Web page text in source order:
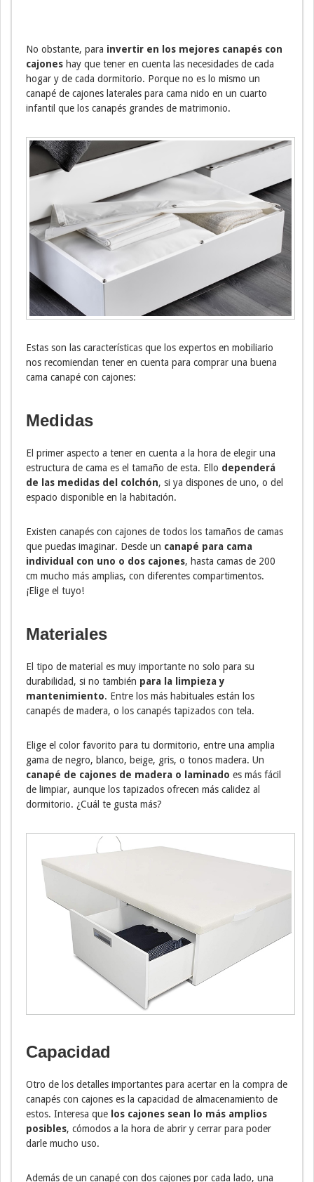
No obstante, para invertir en los mejores canapés con
cajones hay que tener en cuenta las necesidades de cada
hogar y de cada dormitorio. Porque no es lo mismo un
canapé de cajones laterales para cama nido en un cuarto
infantil que los canapés grandes de matrimonio.
Estas son las características que los expertos en mobiliario
nos recomiendan tener en cuenta para comprar una buena
cama canapé con cajones:
Medidas
El primer aspecto a tener en cuenta a la hora de elegir una
estructura de cama es el tamaño de esta. Ello dependerá
de las medidas del colchón, si ya dispones de uno, o del
espacio disponible en la habitación.
Existen canapés con cajones de todos los tamaños de camas
que puedas imaginar. Desde un canapé para cama
individual con uno o dos cajones, hasta camas de 200
cm mucho más amplias, con diferentes compartimentos.
¡Elige el tuyo!
Materiales
El tipo de material es muy importante no solo para su
durabilidad, si no también para la limpieza y
mantenimiento. Entre los más habituales están los
canapés de madera, o los canapés tapizados con tela.
Elige el color favorito para tu dormitorio, entre una amplia
gama de negro, blanco, beige, gris, o tonos madera. Un
canapé de cajones de madera o laminado es más fácil
de limpiar, aunque los tapizados ofrecen más calidez al
dormitorio. ¿Cuál te gusta más?
Capacidad
Otro de los detalles importantes para acertar en la compra de
canapés con cajones es la capacidad de almacenamiento de
estos. Interesa que los cajones sean lo más amplios
posibles, cómodos a la hora de abrir y cerrar para poder
darle mucho uso.
Además de un canapé con dos cajones por cada lado, una